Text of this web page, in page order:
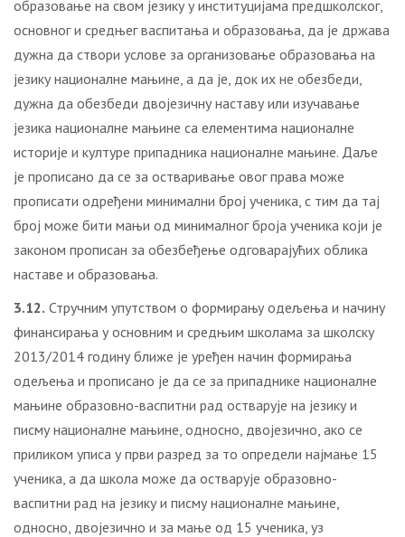
образовање на свом језику у институцијама предшколског,
основног и средњег васпитања и образовања, да је држава
дужна да створи услове за организовање образовања на
језику националне мањине, а да је, док их не обезбеди,
дужна да обезбеди двојезичну наставу или изучавање
језика националне мањине са елементима националне
историје и културе припадника националне мањине. Даље
је прописано да се за остваривање овог права може
прописати одређени минимални број ученика, с тим да тај
број може бити мањи од минималног броја ученика који је
законом прописан за обезбеђење одговарајућих облика
наставе и образовања.
3.12. Стручним упутством о формирању одељења и начину
финансирања у основним и средњим школама за школску
2013/2014 годину ближе је уређен начин формирања
одељења и прописано је да се за припаднике националне
мањине образовно-васпитни рад остварује на језику и
писму националне мањине, односно, двојезично, ако се
приликом уписа у први разред за то определи најмање 15
ученика, а да школа може да остварује образовно-
васпитни рад на језику и писму националне мањине,
односно, двојезично и за мање од 15 ученика, уз